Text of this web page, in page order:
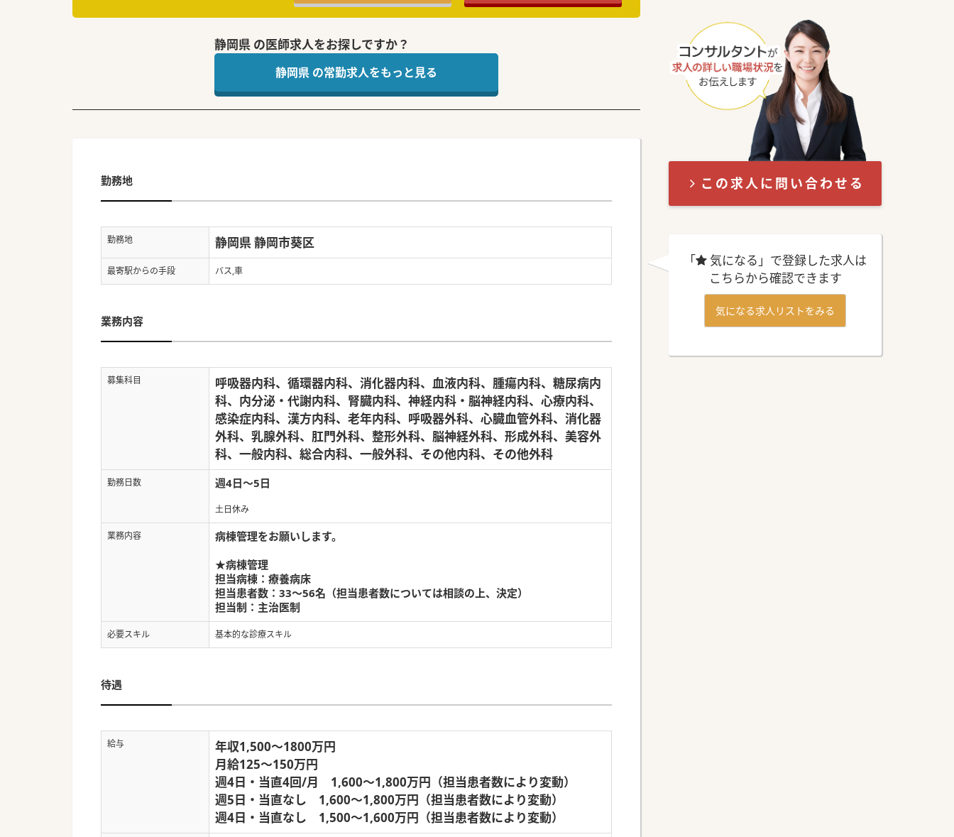
静岡県 の医師求人をお探しですか？
静岡県 の常勤求人をもっと見る
勤務地
勤務地 静岡県 静岡市葵区
最寄駅からの手段 バス,車
業務内容
募集科目
呼吸器内科、循環器内科、消化器内科、血液内科、腫瘍内科、糖尿病内
科、内分泌・代謝内科、腎臓内科、神経内科・脳神経内科、心療内科、
感染症内科、漢方内科、老年内科、呼吸器外科、心臓血管外科、消化器
外科、乳腺外科、肛門外科、整形外科、脳神経外科、形成外科、美容外
科、一般内科、総合内科、一般外科、その他内科、その他外科
勤務日数 週4日～5日
土日休み
業務内容
病棟管理をお願いします。
★病棟管理
担当病棟：療養病床
担当患者数：33～56名（担当患者数については相談の上、決定）
担当制：主治医制
必要スキル 基本的な診療スキル
待遇
給与
年収1,500～1800万円
月給125～150万円
週4日・当直4回/月 1,600～1,800万円（担当患者数により変動）
週5日・当直なし 1,600～1,800万円（担当患者数により変動）
週4日・当直なし 1,500～1,600万円（担当患者数により変動）
この求人に問い合わせる
「
気になる」で登録した求人は
こちらから確認できます
気になる求人リストをみる